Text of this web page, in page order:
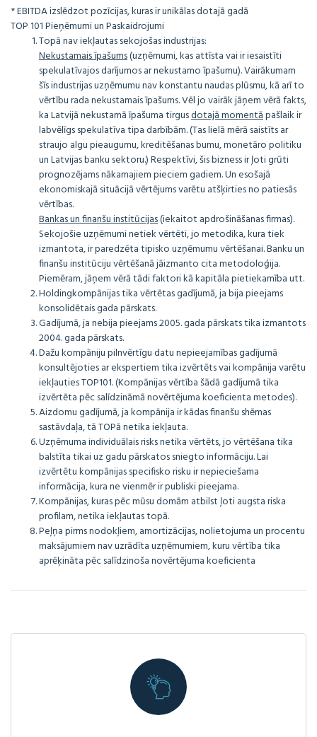
* EBITDA izslēdzot pozīcijas, kuras ir unikālas dotajā gadā
TOP 101 Pieņēmumi un Paskaidrojumi
Topā nav iekļautas sekojošas industrijas:
Nekustamais īpašums(uzņēmumi, kas attīsta vai ir iesaistīti
spekulatīvajos darījumos ar nekustamo īpašumu). Vairākumam
šīs industrijas uzņēmumu nav konstantu naudas plūsmu, kā arī to
vērtību rada nekustamais īpašums. Vēl jo vairāk jāņem vērā fakts,
ka Latvijā nekustamā īpašuma tirgusdotajā momentāpašlaik ir
labvēlīgs spekulatīva tipa darbībām. (Tas lielā mērā saistīts ar
straujo algu pieaugumu, kreditēšanas bumu, monetāro politiku
un Latvijas banku sektoru.) Respektīvi, šis bizness ir ļoti grūti
prognozējams nākamajiem pieciem gadiem. Un esošajā
ekonomiskajā situācijā vērtējums varētu atšķirties no patiesās
vērtības.
Bankas un finanšu institūcijas(iekaitot apdrošināšanas firmas).
Sekojošie uzņēmumi netiek vērtēti, jo metodika, kura tiek
izmantota, ir paredzēta tipisko uzņēmumu vērtēšanai. Banku un
finanšu institūciju vērtēšanā jāizmanto cita metodoloģija.
Piemēram, jāņem vērā tādi faktori kā kapitāla pietiekamība utt.
Holdingkompānijas tika vērtētas gadījumā, ja bija pieejams
konsolidētais gada pārskats.
Gadījumā, ja nebija pieejams 2005. gada pārskats tika izmantots
2004. gada pārskats.
Dažu kompāniju pilnvērtīgu datu nepieejamības gadījumā
konsultējoties ar ekspertiem tika izvērtēts vai kompānija varētu
iekļauties TOP101. (Kompānijas vērtība šādā gadījumā tika
izvērtēta pēc salīdzināmā novērtējuma koeficienta metodes).
Aizdomu gadījumā, ja kompānija ir kādas finanšu shēmas
sastāvdaļa, tā TOPā netika iekļauta.
Uzņēmuma individuālais risks netika vērtēts, jo vērtēšana tika
balstīta tikai uz gadu pārskatos sniegto informāciju. Lai
izvērtētu kompānijas specifisko risku ir nepieciešama
informācija, kura ne vienmēr ir publiski pieejama.
Kompānijas, kuras pēc mūsu domām atbilst ļoti augsta riska
profilam, netika iekļautas topā.
Peļņa pirms nodokļiem, amortizācijas, nolietojuma un procentu
maksājumiem nav uzrādīta uzņēmumiem, kuru vērtība tika
aprēķināta pēc salīdzinoša novērtējuma koeficienta